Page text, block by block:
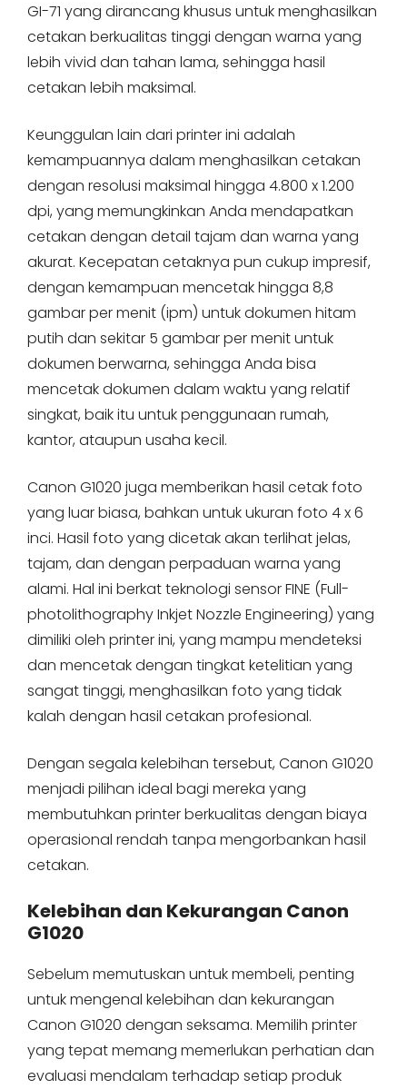
GI-71 yang dirancang khusus untuk menghasilkan
cetakan berkualitas tinggi dengan warna yang
lebih vivid dan tahan lama, sehingga hasil
cetakan lebih maksimal.
Keunggulan lain dari printer ini adalah
kemampuannya dalam menghasilkan cetakan
dengan resolusi maksimal hingga 4.800 x 1.200
dpi, yang memungkinkan Anda mendapatkan
cetakan dengan detail tajam dan warna yang
akurat. Kecepatan cetaknya pun cukup impresif,
dengan kemampuan mencetak hingga 8,8
gambar per menit (ipm) untuk dokumen hitam
putih dan sekitar 5 gambar per menit untuk
dokumen berwarna, sehingga Anda bisa
mencetak dokumen dalam waktu yang relatif
singkat, baik itu untuk penggunaan rumah,
kantor, ataupun usaha kecil.
Canon G1020 juga memberikan hasil cetak foto
yang luar biasa, bahkan untuk ukuran foto 4 x 6
inci. Hasil foto yang dicetak akan terlihat jelas,
tajam, dan dengan perpaduan warna yang
alami. Hal ini berkat teknologi sensor FINE (Full-
photolithography Inkjet Nozzle Engineering) yang
dimiliki oleh printer ini, yang mampu mendeteksi
dan mencetak dengan tingkat ketelitian yang
sangat tinggi, menghasilkan foto yang tidak
kalah dengan hasil cetakan profesional.
Dengan segala kelebihan tersebut, Canon G1020
menjadi pilihan ideal bagi mereka yang
membutuhkan printer berkualitas dengan biaya
operasional rendah tanpa mengorbankan hasil
cetakan.
Kelebihan dan Kekurangan Canon
G1020
Sebelum memutuskan untuk membeli, penting
untuk mengenal kelebihan dan kekurangan
Canon G1020 dengan seksama. Memilih printer
yang tepat memang memerlukan perhatian dan
evaluasi mendalam terhadap setiap produk